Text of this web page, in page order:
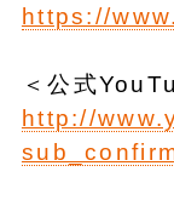
https://
＜公式
http://